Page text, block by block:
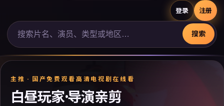
登录 注册
搜索
主推 · 国产免费观看高清电视剧在线看
白昼玩家·导演亲剪